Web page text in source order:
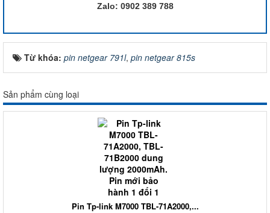
Zalo: 0902 389 788
Từ khóa: pin netgear 791l, pin netgear 815s
Sản phẩm cùng loại
Pin Tp-link M7000 TBL-71A2000,...